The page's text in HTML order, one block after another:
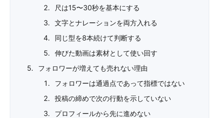
尺は15〜30秒を基本にする
文字とナレーションを両方入れる
同じ型を8本続けて判断する
伸びた動画は素材として使い回す
フォロワーが増えても売れない理由
フォロワーは通過点であって指標ではない
投稿の締めで次の行動を示していない
プロフィールから先に進めない